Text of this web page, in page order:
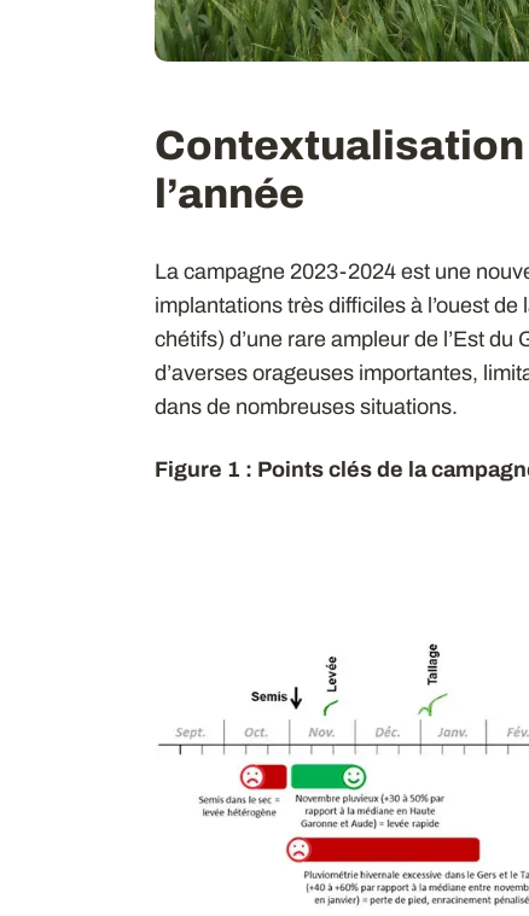
l’année
La campagne 2023-2024 est une
implantations très difficiles à l’ouest
chétifs) d’une rare ampleur de l’Est du
d’averses orageuses importantes,
dans de nombreuses situations.
Figure 1 : Points clés de la